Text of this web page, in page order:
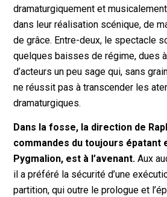
dramaturgiquement et
dans leur réalisation scénique, de
de grâce. Entre-deux, le spectacle
quelques baisses de régime, dues
d’acteurs un peu sage qui, sans
ne réussit pas à transcender les
dramaturgiques.
Dans la fosse, la direction de
commandes du toujours épatant
Pygmalion, est à l’avenant. Aux
il a préféré la sécurité d’une
partition, qui outre le prologue et